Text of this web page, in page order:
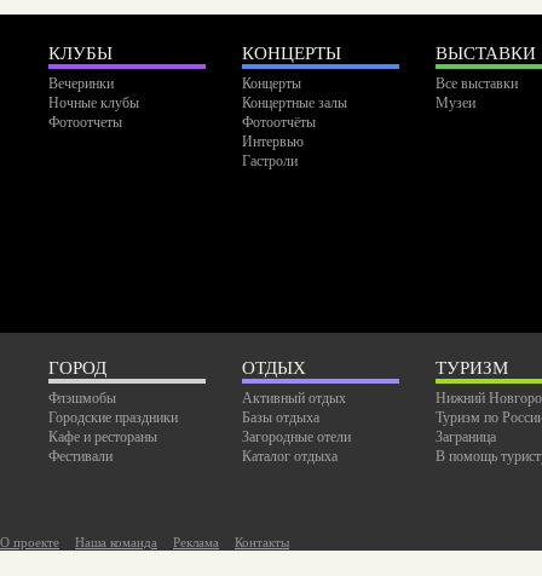
КЛУБЫ
Вечеринки
Ночные клубы
Фотоотчеты
КОНЦЕРТЫ
Концерты
Концертные залы
Фотоотчёты
Интервью
Гастроли
ВЫСТАВКИ
Все выставки
Музеи
ГОРОД
Флэшмобы
Городские праздники
Кафе и рестораны
Фестивали
ОТДЫХ
Активный отдых
Базы отдыха
Загородные отели
Каталог отдыха
ТУРИЗМ
Нижний
Туризм по
Заграница
В помощь
О проекте Наша команда Реклама Контакты